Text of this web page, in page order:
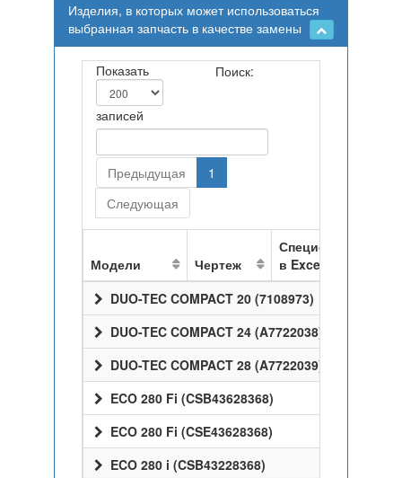
Изделия, в которых может использоваться
выбранная запчасть в качестве замены
Показать
записей
Поиск:
Предыдущая
1
Следующая
Модели Чертеж
Спецификация
в Excel
DUO-TEC COMPACT 20 (7108973)
DUO-TEC COMPACT 24 (A7722038)
DUO-TEC COMPACT 28 (A7722039)
ECO 280 Fi (CSB43628368)
ECO 280 Fi (CSE43628368)
ECO 280 i (CSB43228368)